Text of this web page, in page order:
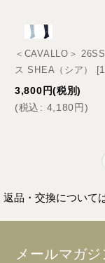
＜CAVALLO＞
ス SHEA（シア）
[
3,800 円(税別)
(税込 : 4,180円)
返品・交換について
メールマガ